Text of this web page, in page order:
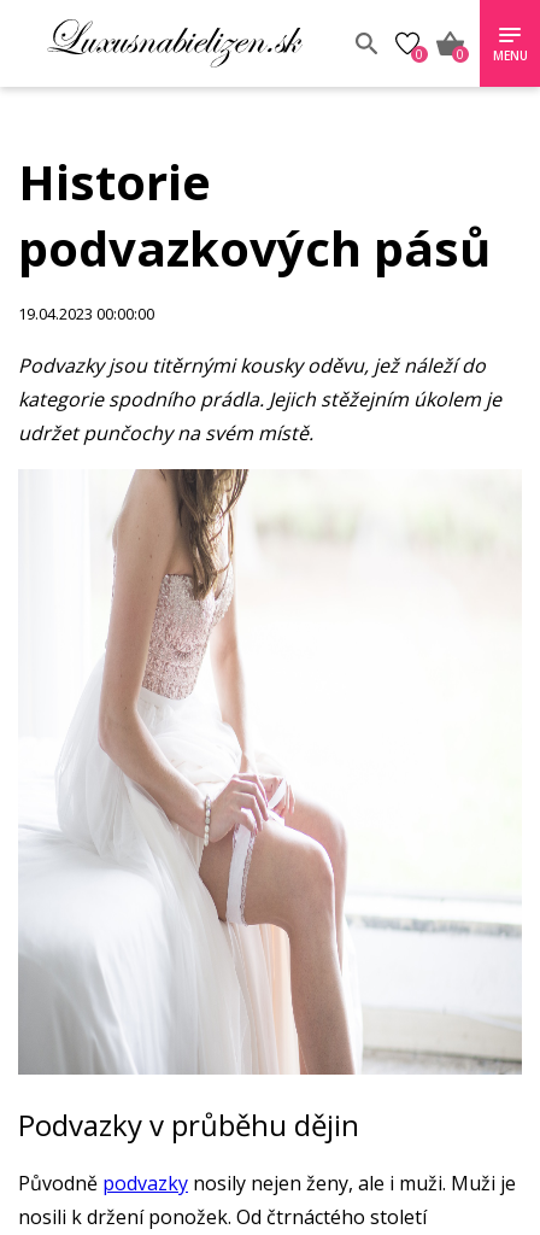
0 0 MENU
Historie
podvazkových pásů
19.04.2023 00:00:00
Podvazky jsou titěrnými kousky oděvu, jež náleží do
kategorie spodního prádla. Jejich stěžejním úkolem je
udržet punčochy na svém místě.
Podvazky v průběhu dějin
Původně podvazky nosily nejen ženy, ale i muži. Muži je
nosili k držení ponožek. Od čtrnáctého století